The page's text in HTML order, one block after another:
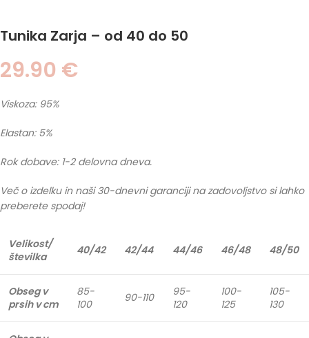
Tunika Zarja – od 40 do 50
29.90 €
Viskoza: 95%
Elastan: 5%
Rok dobave: 1-2 delovna dneva.
Več o izdelku in naši 30-dnevni garanciji na zadovoljstvo si lahko
preberete spodaj!
Velikost/
številka
40/42 42/44 44/46 46/48 48/50
Obseg v
prsih v cm
85-
100
90-110
95-
120
100-
125
105-
130